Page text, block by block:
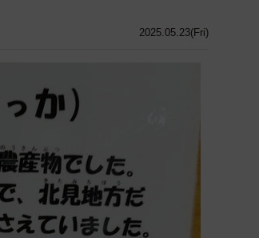
2025.05.23(Fri)